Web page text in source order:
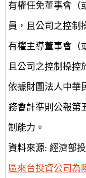
有權任免董事會（
員，且公司之控制
有權主導董事會（
且公司之控制操控
依據財團法人中華
務會計準則公報第
制能力。
資料來源: 經濟部
區來台投資公司為